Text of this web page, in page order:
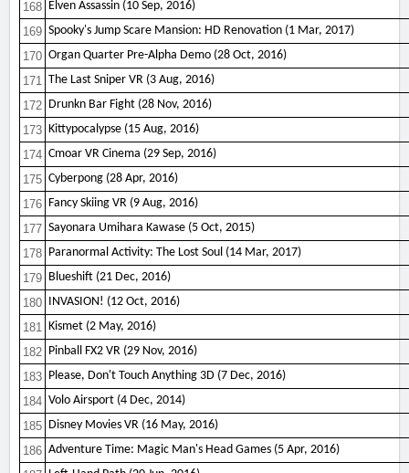
168 Elven Assassin (10 Sep, 2016)
169 Spooky's Jump Scare Mansion: HD Renovation (1 Mar, 2017)
170 Organ Quarter Pre-Alpha Demo (28 Oct, 2016)
171 The Last Sniper VR (3 Aug, 2016)
172 Drunkn Bar Fight (28 Nov, 2016)
173 Kittypocalypse (15 Aug, 2016)
174 Cmoar VR Cinema (29 Sep, 2016)
175 Cyberpong (28 Apr, 2016)
176 Fancy Skiing VR (9 Aug, 2016)
177 Sayonara Umihara Kawase (5 Oct, 2015)
178 Paranormal Activity: The Lost Soul (14 Mar, 2017)
179 Blueshift (21 Dec, 2016)
180 INVASION! (12 Oct, 2016)
181 Kismet (2 May, 2016)
182 Pinball FX2 VR (29 Nov, 2016)
183 Please, Don't Touch Anything 3D (7 Dec, 2016)
184 Volo Airsport (4 Dec, 2014)
185 Disney Movies VR (16 May, 2016)
186 Adventure Time: Magic Man's Head Games (5 Apr, 2016)